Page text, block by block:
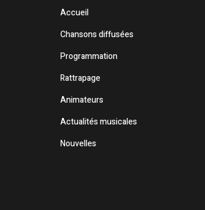
Accueil
Chansons diffusées
Programmation
Rattrapage
Animateurs
Actualités musicales
Nouvelles